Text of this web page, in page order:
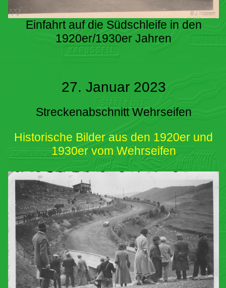
Einfahrt auf die Südschleife in den
1920er/1930er Jahren
27. Januar 2023
Streckenabschnitt Wehrseifen
Historische Bilder aus den 1920er und
1930er vom Wehrseifen